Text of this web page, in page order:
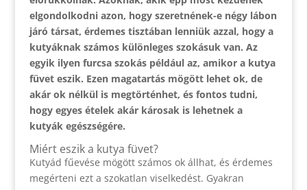
elgondolkodni azon, hogy szeretnének-e négy lábon
járó társat, érdemes tisztában lenniük azzal, hogy a
kutyáknak számos különleges szokásuk van. Az
egyik ilyen furcsa szokás például az, amikor a kutya
füvet eszik. Ezen magatartás mögött lehet ok, de
akár ok nélkül is megtörténhet, és fontos tudni,
hogy egyes ételek akár károsak is lehetnek a
kutyák egészségére.
Miért eszik a kutya füvet?
Kutyád fűevése mögött számos ok állhat, és érdemes
megérteni ezt a szokatlan viselkedést. Gyakran